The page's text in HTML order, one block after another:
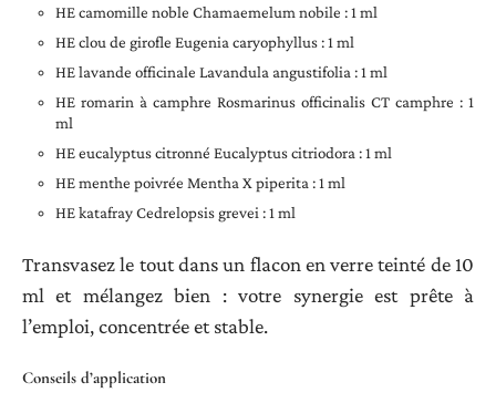
HE camomille noble Chamaemelum nobile : 1 ml
HE clou de girofle Eugenia caryophyllus : 1 ml
HE lavande officinale Lavandula angustifolia : 1 ml
HE romarin à camphre Rosmarinus officinalis CT camphre : 1
ml
HE eucalyptus citronné Eucalyptus citriodora : 1 ml
HE menthe poivrée Mentha X piperita : 1 ml
HE katafray Cedrelopsis grevei : 1 ml
Transvasez le tout dans un flacon en verre teinté de 10
ml et mélangez bien : votre synergie est prête à
l’emploi, concentrée et stable.
Conseils d’application